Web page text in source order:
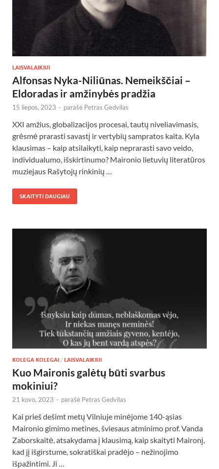
LAISVALAIKIUI
Alfonsas Nyka-Niliūnas. Nemeikščiai –
Eldoradas ir amžinybės pradžia
15 liepos, 2023 - parašė Petras Gedvilas
XXI amžius, globalizacijos procesai, tautų niveliavimasis,
grėsmė prarasti savastį ir vertybių sampratos kaita. Kyla
klausimas – kaip atsilaikyti, kaip neprarasti savo veido,
individualumo, išskirtinumo? Maironio lietuvių literatūros
muziejaus Rašytojų rinkinių …
SKAITYTI DAUGIAU
KOLEGA KOLEGAI / LAISVALAIKIUI
Kuo Maironis galėtų būti svarbus
mokiniui?
21 kovo, 2023 - parašė Petras Gedvilas
Kai prieš dešimt metų Vilniuje minėjome 140-ąsias
Maironio gimimo metines, šviesaus atminimo prof. Vanda
Zaborskaitė, atsakydama į klausimą, kaip skaityti Maironį,
kad jį išgirstume, sokratiškai pradėjo – nežinojimo
išpažintimi. Ji …